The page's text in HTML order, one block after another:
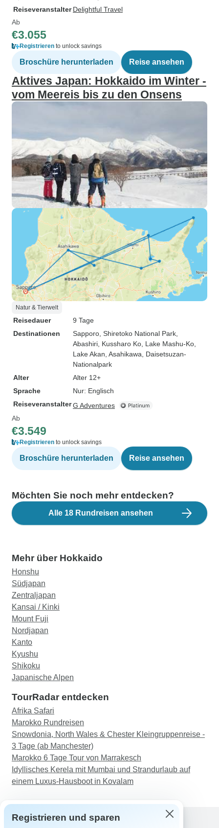
Reiseveranstalter Delightful Travel
Ab
€3.055
Registrieren to unlock savings
Broschüre herunterladen Reise ansehen
Aktives Japan: Hokkaido im Winter -
vom Meereis bis zu den Onsens
Natur & Tierwelt
Reisedauer
9 Tage
Destinationen
Sapporo , Shiretoko National Park
Abashiri , Kussharo Ko , Lake Mashu-Ko
Lake Akan , Asahikawa , Daisetsuzan-
Nationalpark
Alter
Alter 12+
Sprache
Nur: Englisch
ReiseveranstalterG Adventures
Ab
€3.549
Registrieren to unlock savings
Broschüre herunterladen Reise ansehen
Möchten Sie noch mehr entdecken?
Alle 18 Rundreisen ansehen
Mehr über Hokkaido
Honshu
Südjapan
Zentraljapan
Kansai / Kinki
Mount Fuji
Nordjapan
Kanto
Kyushu
Shikoku
Japanische Alpen
TourRadar entdecken
Afrika Safari
Marokko Rundreisen
Snowdonia, North Wales & Chester Kleingruppenreise -
3 Tage (ab Manchester)
Marokko 6 Tage Tour von Marrakesch
Idyllisches Kerela mit Mumbai und Strandurlaub auf
einem Luxus-Hausboot in Kovalam
Registrieren und sparen